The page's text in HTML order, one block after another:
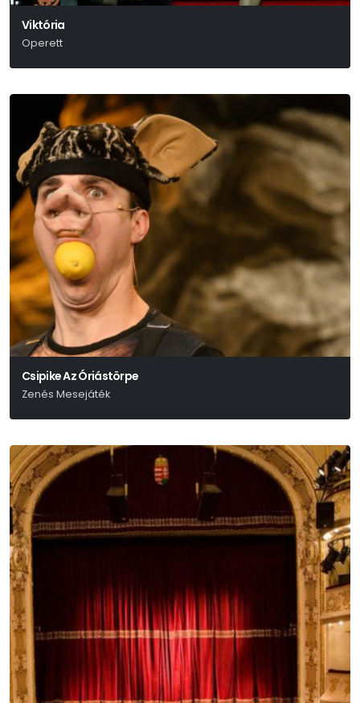
Viktória
Operett
Csipike Az Óriástörpe
Zenés Mesejáték